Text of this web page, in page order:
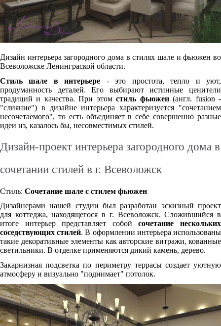
Дизайн интерьера загородного дома в стилях шале и фьюжен во
Всеволожске Ленинграской области.
Стиль шале в интерьере - это простота, тепло и уют,
продуманность деталей. Его выбирают истинные ценители
традиций и качества. При этомстиль фьюжен(англ. fusion -
"слияние") в дизайне интерьера характеризуется "сочетанием
несочетаемого", то есть объединяет в себе совершенно разные
идеи из, казалось бы, несовместимых стилей.
Дизайн-проект интерьера загородного дома в
сочетании стилей в г. Всеволожск
Стиль: Сочетание шале с стилем фьюжен
Дизайнерами нашей студии был разработан эскизный проект
для коттеджа, находящегося в г. Всеволожск. Сложившийся в
итоге интерьер представляет собойсочетание нескольких
соседствующих стилей. В оформлении интерьера использованы
такие декоративные элементы как авторские витражи, кованные
светильники. В отделке применяются дикий камень, дерево.
Закарнизная подсветка по периметру террасы создает уютную
атмосферу и визуально "поднимает" потолок.